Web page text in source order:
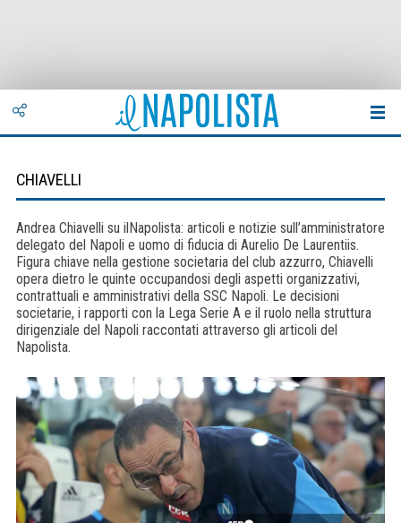
CHIAVELLI
Andrea Chiavelli su ilNapolista: articoli e notizie sull’amministratore
delegato del Napoli e uomo di fiducia di Aurelio De Laurentiis.
Figura chiave nella gestione societaria del club azzurro, Chiavelli
opera dietro le quinte occupandosi degli aspetti organizzativi,
contrattuali e amministrativi della SSC Napoli. Le decisioni
societarie, i rapporti con la Lega Serie A e il ruolo nella struttura
dirigenziale del Napoli raccontati attraverso gli articoli del
Napolista.